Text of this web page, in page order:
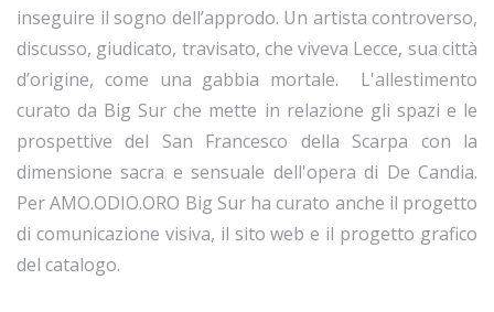
inseguire il sogno dell’approdo. Un artista controverso,
discusso, giudicato, travisato, che viveva Lecce, sua città
d’origine, come una gabbia mortale. L'allestimento
curato da Big Sur che mette in relazione gli spazi e le
prospettive del San Francesco della Scarpa con la
dimensione sacra e sensuale dell'opera di De Candia.
Per AMO.ODIO.ORO Big Sur ha curato anche il progetto
di comunicazione visiva, il sito web e il progetto grafico
del catalogo.